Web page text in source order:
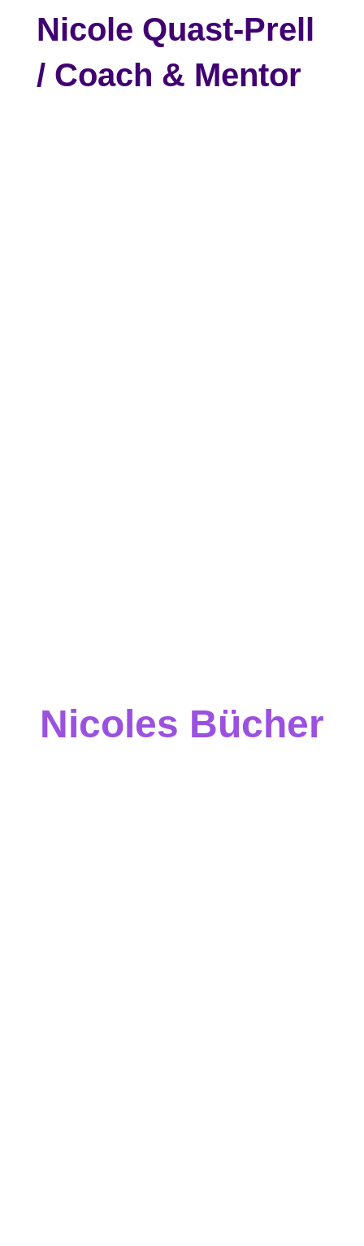
Nicole Quast-Prell
/ Coach & Mentor
Nicoles Bücher